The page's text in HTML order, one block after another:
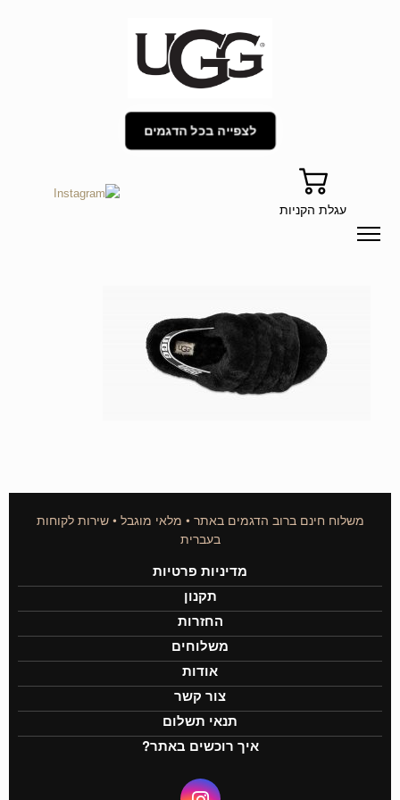
לצפייה בכל הדגמים
עגלת הקניות
משלוח חינם ברוב הדגמים באתר • מלאי מוגבל • שירות לקוחות
בעברית
מדיניות פרטיות
תקנון
החזרות
משלוחים
אודות
צור קשר
תנאי תשלום
איך רוכשים באתר?